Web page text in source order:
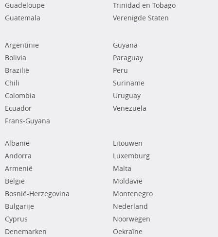
Guadeloupe
Guatemala
Trinidad en Tobago
Verenigde Staten
Argentinië
Bolivia
Brazilië
Chili
Colombia
Ecuador
Frans-Guyana
Guyana
Paraguay
Peru
Suriname
Uruguay
Venezuela
Albanië
Andorra
Armenië
België
Bosnië-Herzegovina
Bulgarije
Cyprus
Denemarken
Litouwen
Luxemburg
Malta
Moldavië
Montenegro
Nederland
Noorwegen
Oekraïne